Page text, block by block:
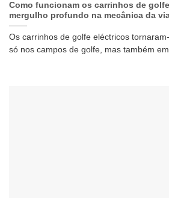
Como funcionam os carrinhos de
mergulho profundo na mecânica da
Os carrinhos de golfe eléctricos
só nos campos de golfe, mas também